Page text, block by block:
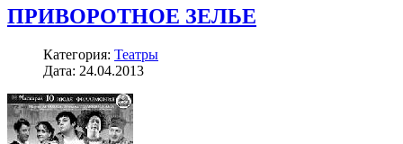
ПРИВОРОТНОЕ ЗЕЛЬЕ
Категория: Театры
Дата: 24.04.2013